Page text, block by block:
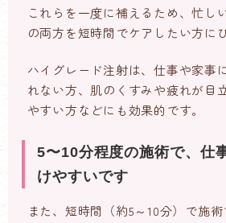
これらを一度に補えるため、忙し
の両方を短時間でケアしたい方に
ハイグレード注射は、仕事や家事
れない方、肌のくすみや疲れが目
やすい方などにも効果的です。
5〜10分程度の施術で、仕
けやすいです
また、短時間（約5～10分）で施